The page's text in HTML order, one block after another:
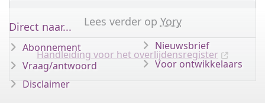
Lees verder op Yory
Handleiding voor het overlijdensregister
Direct naar...
Abonnement
Vraag/antwoord
Disclaimer
Nieuwsbrief
Voor ontwikkelaars